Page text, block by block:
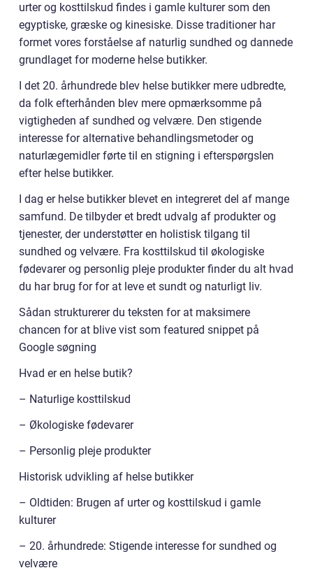
urter og kosttilskud findes i gamle kulturer som den
egyptiske, græske og kinesiske. Disse traditioner har
formet vores forståelse af naturlig sundhed og dannede
grundlaget for moderne helse butikker.
I det 20. århundrede blev helse butikker mere udbredte,
da folk efterhånden blev mere opmærksomme på
vigtigheden af sundhed og velvære. Den stigende
interesse for alternative behandlingsmetoder og
naturlægemidler førte til en stigning i efterspørgslen
efter helse butikker.
I dag er helse butikker blevet en integreret del af mange
samfund. De tilbyder et bredt udvalg af produkter og
tjenester, der understøtter en holistisk tilgang til
sundhed og velvære. Fra kosttilskud til økologiske
fødevarer og personlig pleje produkter finder du alt hvad
du har brug for for at leve et sundt og naturligt liv.
Sådan strukturerer du teksten for at maksimere
chancen for at blive vist som featured snippet på
Google søgning
Hvad er en helse butik?
– Naturlige kosttilskud
– Økologiske fødevarer
– Personlig pleje produkter
Historisk udvikling af helse butikker
– Oldtiden: Brugen af urter og kosttilskud i gamle
kulturer
– 20. århundrede: Stigende interesse for sundhed og
velvære